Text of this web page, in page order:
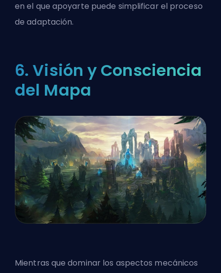
en el que apoyarte puede simplificar el proceso
de adaptación.
6. Visión y Consciencia
del Mapa
Mientras que dominar los aspectos mecánicos